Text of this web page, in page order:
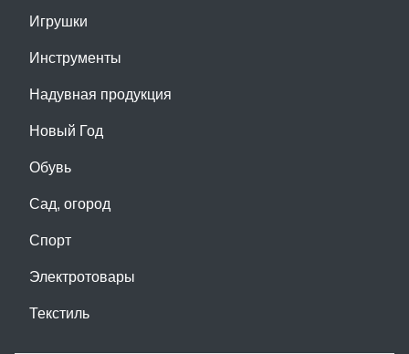
Игрушки
Инструменты
Надувная продукция
Новый Год
Обувь
Сад, огород
Спорт
Электротовары
Текстиль